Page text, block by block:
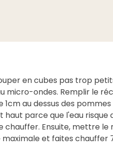
en cubes pas trop
micro-ondes. Remplir le
au dessus des
parce que l'eau risque
chauffer. Ensuite, mettre le
et faites chauffer